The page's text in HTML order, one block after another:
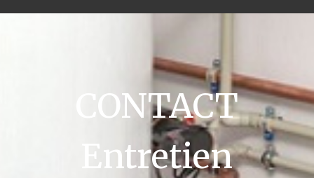
CONTACT
Entretien